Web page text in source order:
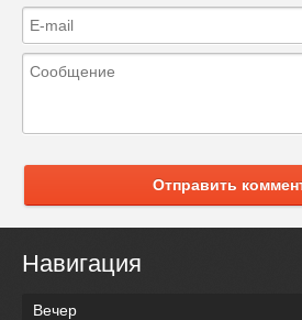
Отправить
Навигация
Вечер